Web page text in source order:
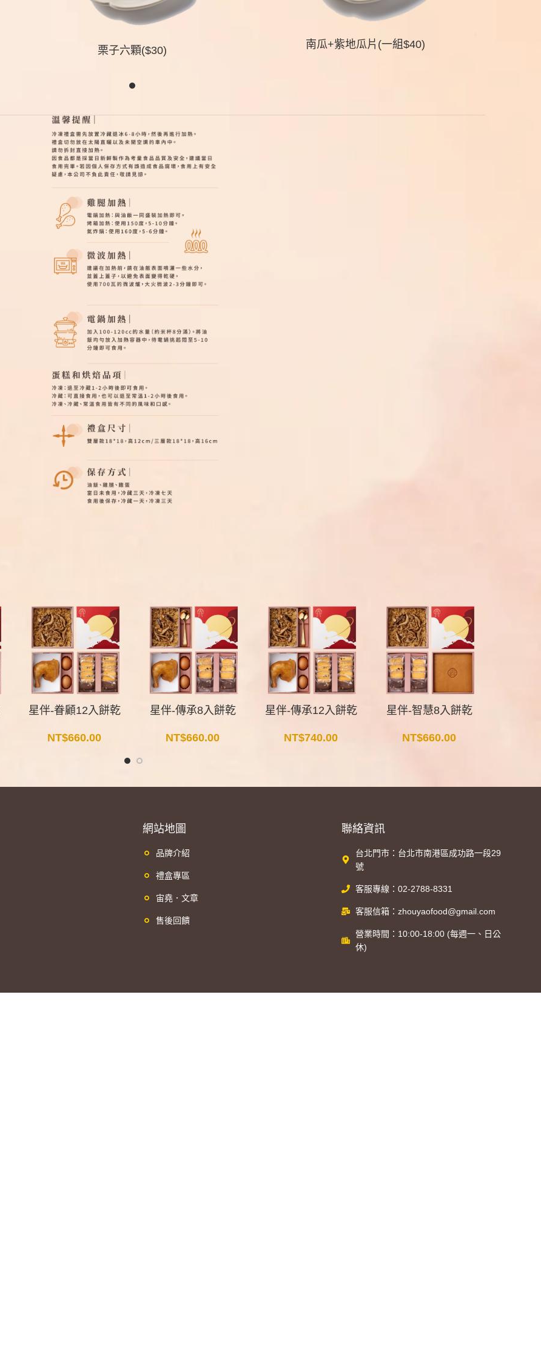
栗子六顆($30)
南瓜+紫地瓜片(一組$40)
星伴-眷顧12入餅乾
NT$660.00
星伴-傳承8入餅乾
NT$660.00
星伴-傳承12入餅乾
NT$740.00
星伴-智慧8入餅乾
NT$660.00
網站地圖
品牌介紹
禮盒專區
宙堯．文章
售後回饋
聯絡資訊
台北門市：台北市南港區成功路一段29
號
客服專線：02-2788-8331
客服信箱：zhouyaofood@gmail.com
營業時間：10:00-18:00 (每週一、日公
休)